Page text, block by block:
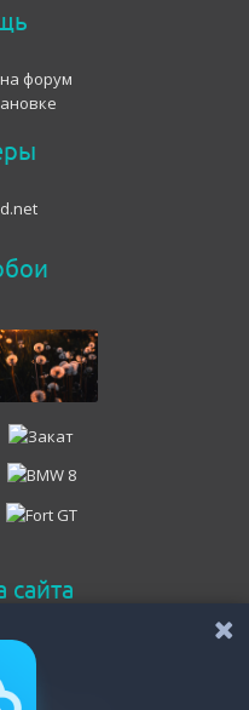
форум
сайта